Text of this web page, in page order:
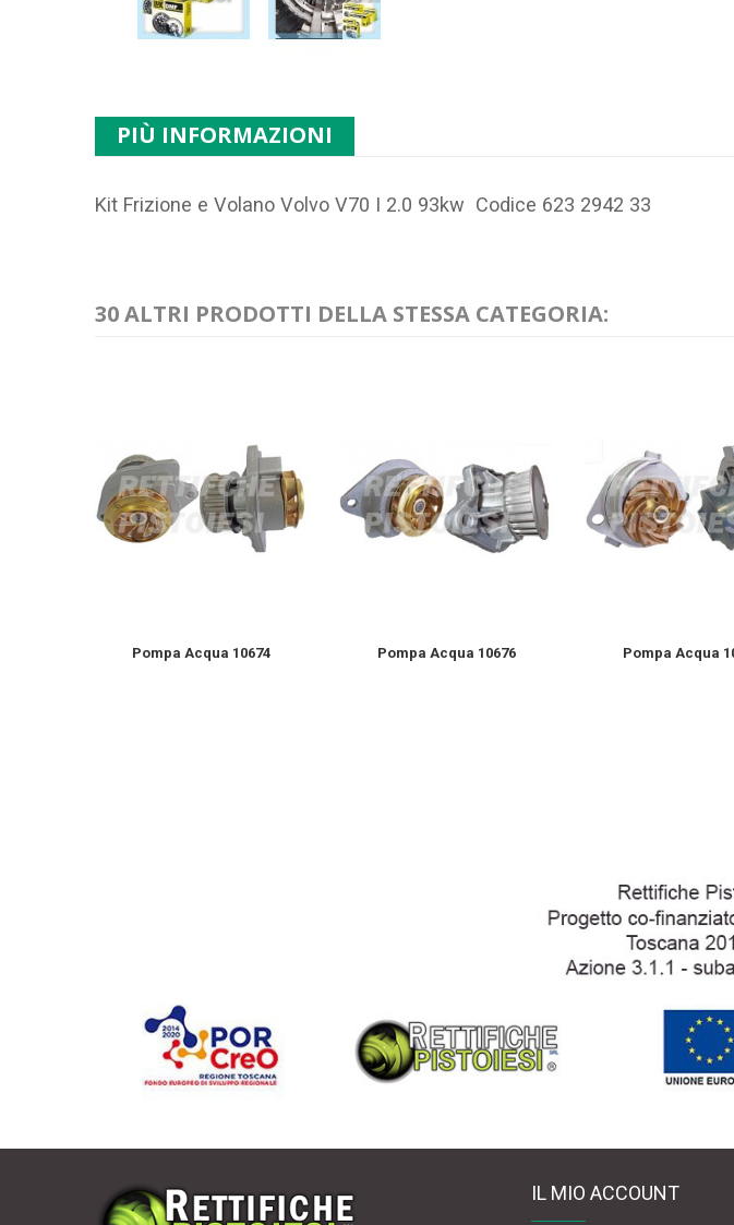
PIÙ INFORMAZIONI
Kit Frizione e Volano Volvo V70 I 2.0 93kw Codice 623 2942 33
30 ALTRI PRODOTTI DELLA STESSA CATEGORIA:
Pompa Acqua 10674 Pompa Acqua 10676 Pompa Acqua
IL MIO ACCOUNT